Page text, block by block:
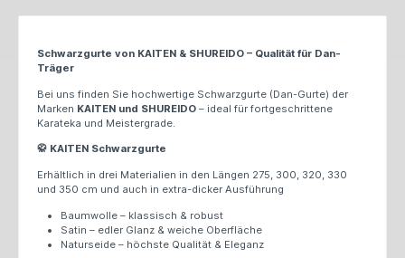
Schwarzgurte von KAITEN & SHUREIDO – Qualität für Dan-
Träger
Bei uns finden Sie hochwertige Schwarzgurte (Dan-Gurte) der
Marken KAITEN und SHUREIDO – ideal für fortgeschrittene
Karateka und Meistergrade.
🥋 KAITEN Schwarzgurte
Erhältlich in drei Materialien in den Längen 275, 300, 320, 330
und 350 cm und auch in extra-dicker Ausführung
Baumwolle – klassisch & robust
Satin – edler Glanz & weiche Oberfläche
Naturseide – höchste Qualität & Eleganz